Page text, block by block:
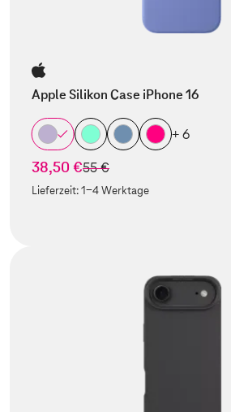
Apple Silikon Case iPhone 16
+ 6
38,50 €statt
55 €
Lieferzeit:1-4 Werktage